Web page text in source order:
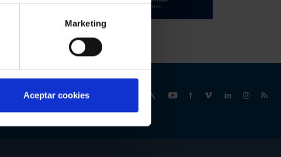
Marketing
Aceptar cookies